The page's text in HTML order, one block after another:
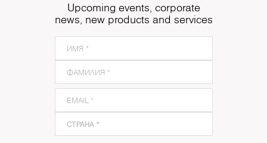
Upcoming events, corporate
news, new products and services